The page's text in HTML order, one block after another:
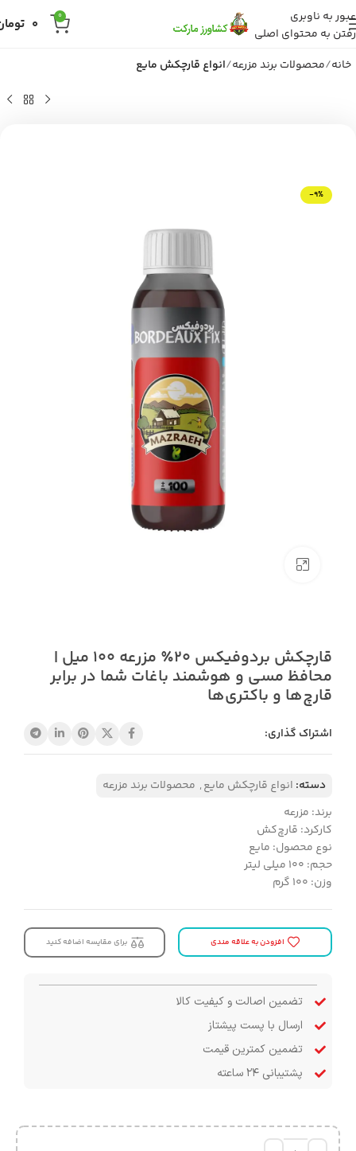
عبور به ناوبری
رفتن به محتوای اصلی
0
0
خانه محصولات برند مزرعه انواع قارچکش مایع
-9%
قارچکش بردوفیکس ۲۰٪ مزرعه 100 میل |
محافظ مسی و هوشمند باغات شما در برابر
قارچ‌ها و باکتری‌ها
اشتراک گذاری:
دسته: انواع قارچکش مایع, محصولات برند مزرعه
برند: مزرعه
کارکرد: قارچ‌کش
نوع محصول: مایع
حجم: ۱۰۰ میلی لیتر
وزن: ۱۰۰ گرم
افزودن به علاقه مندی برای مقایسه اضافه کنید
تضمین اصالت و کیفیت کالا
ارسال با پست پیشتاز
تضمین کمترین قیمت
پشتیبانی ۲۴ ساعته